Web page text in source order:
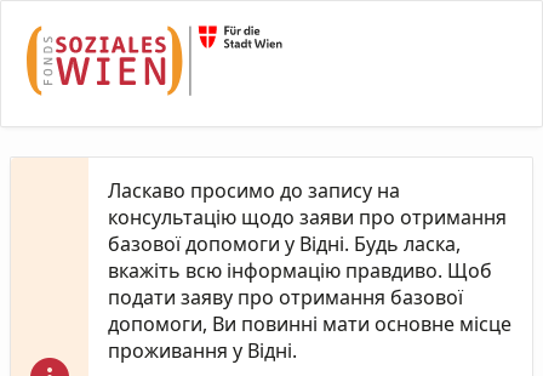
Ласкаво просимо до запису на
консультацію щодо заяви про отримання
базової допомоги у Відні. Будь ласка,
вкажіть всю інформацію правдиво. Щоб
подати заяву про отримання базової
допомоги, Ви повинні мати основне місце
проживання у Відні.